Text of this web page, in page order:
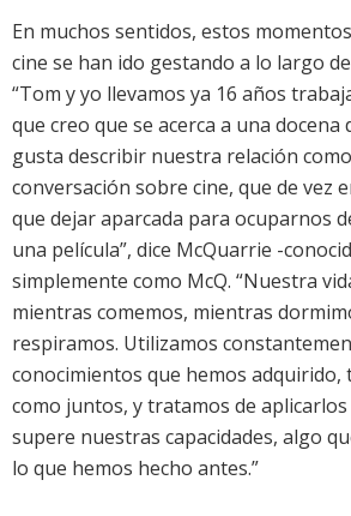
En muchos sentidos, estos
cine se han ido gestando a lo largo
“Tom y yo llevamos ya 16 años
que creo que se acerca a una docena
gusta describir nuestra relación
conversación sobre cine, que de vez
que dejar aparcada para ocuparnos
una película”, dice McQuarrie -
simplemente como McQ. “Nuestra
mientras comemos, mientras
respiramos. Utilizamos
conocimientos que hemos
como juntos, y tratamos de
supere nuestras capacidades, algo
lo que hemos hecho antes.”